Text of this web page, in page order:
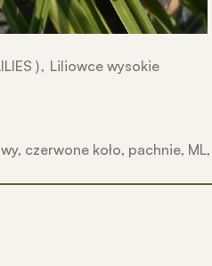
), Liliowce wysokie
czerwone koło, pachnie, ML,